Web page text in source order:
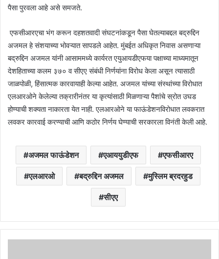
पैसा पुरवला आहे असे समजते.
एफसीआरएचा भंग करून दहशतवादी संघटनांकडून पैसा घेतल्याबद्दल बद्रुद्दिन
अजमल हे संशयाच्या भोवऱ्यात सापडले आहेत. मुंबईत अधिकृत निवास असणाऱ्या
बद्रुद्दिन अजमल यांनी आसाममध्ये कार्यरत एयुआयडीएफया पक्षाच्या माध्यमातून
देशहिताच्या कलम ३७० व सीएए संबंधी निर्णयांना विरोध केला असून त्यासाठी
जाळपोळी, हिंसात्मक कारवायाही केल्या आहेत. अजमल यांच्या संस्थांच्या विरोधात
एलआरओने केलेल्या तक्रारीनंतर या कृत्यांसाठी मिळणाऱ्या पैशांचे स्रोत उघड
होण्याची शक्यता नाकारता येत नाही. एलआरओने या फाऊंडेशनविरोधात लवकरात
लवकर कारवाई करण्याची आणि कठोर निर्णय घेण्याची सरकारला विनंती केली आहे.
अजमल फाऊंडेशन एआययुडीएफ एफसीआरए
एलआरओ बद्रुद्दिन अजमल मुस्लिम ब्रदरहुड
सीएए